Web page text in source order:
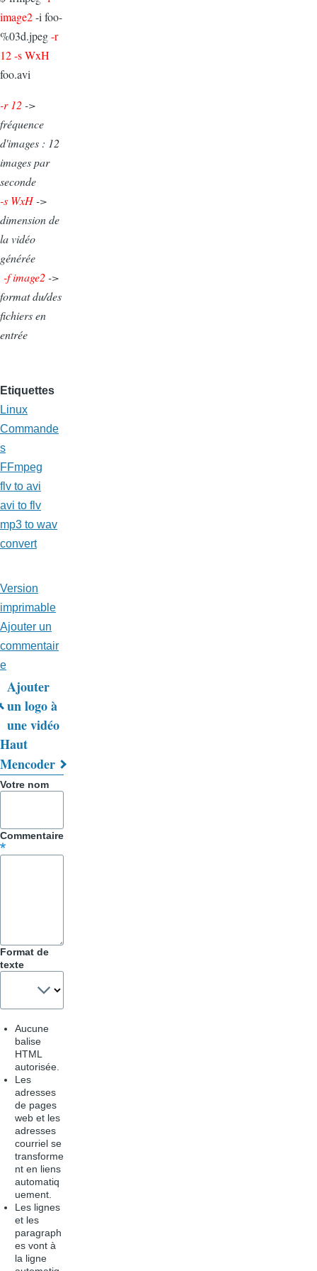
image2-i foo-
%03d.jpeg-r
12 -s WxH
foo.avi
-r 12->
fréquence
d'images : 12
images par
seconde
-s WxH->
dimension de
la vidéo
générée
-f image2->
format du/des
fichiers en
entrée
Etiquettes
Linux
Commande
s
FFmpeg
flv to avi
avi to flv
mp3 to wav
convert
Version
imprimable
Ajouter un
commentair
e
Liens
transversaux
de
livre
Trucs
&
Ajouter
un logo à
une vidéo
Haut
Mencoder
Votre nom
Commentaire
Format de
texte
Aucune
balise
HTML
autorisée.
Les
adresses
de pages
web et les
adresses
courriel se
transforme
nt en liens
automatiq
uement.
Les lignes
et les
paragraph
es vont à
la ligne